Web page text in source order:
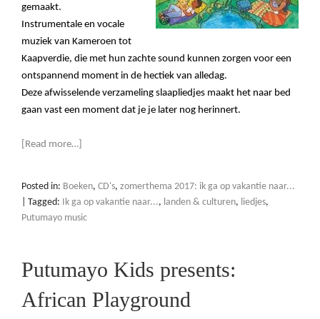
gemaakt.
Instrumentale en vocale
muziek van Kameroen tot
Kaapverdie, die met hun zachte sound kunnen zorgen voor een
ontspannend moment in de hectiek van alledag.
Deze afwisselende verzameling slaapliedjes maakt het naar bed
gaan vast een moment dat je je later nog herinnert.
[Read more…]
Posted in: Boeken, CD's, zomerthema 2017: ik ga op vakantie naar...
Tagged: Ik ga op vakantie naar..., landen & culturen, liedjes,
Putumayo music
Putumayo Kids presents:
African Playground